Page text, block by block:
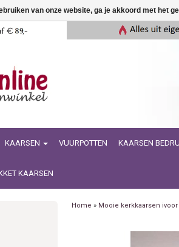
KAARSEN VUURPOTTEN KAARSEN
KAARSEN
Home » Mooie kerkkaarsen
van onze website, ga je akkoord met het